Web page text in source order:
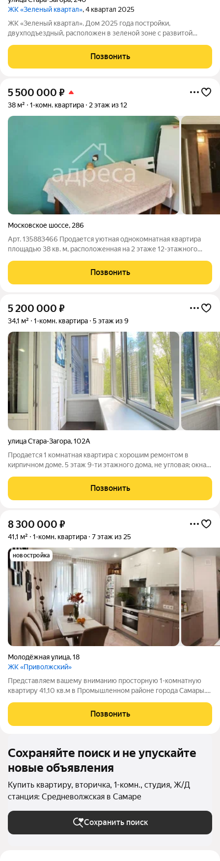
ЖК «Зеленый квартал», 4 квартал 2025
ЖК «Зеленый квартал». Дом 2025 года постройки,
двухподъездный, расположен в зеленой зоне с развитой
лесопарк, магазины, остановка общественного транспорта, на
1 этаже «Пятерочка». Подземный
Позвонить
5 500 000 ₽
38 м² 1-комн. квартира 2 этаж из 12
Московское шоссе, 286
Арт. 135883466 Продается уютная однокомнатная квартира
площадью 38 кв. м, расположенная на 2 этаже 12-этажного
пассажирскими лифтами, поэтому вы сможете комфортно
перемещаться. В квартире
Позвонить
5 200 000 ₽
34,1 м² 1-комн. квартира 5 этаж из 9
улица Стара-Загора,102А
Продается 1 комнатная квартира с хорошим ремонтом в
кирпичном доме. 5 этаж 9-ти этажного дома, не угловая; окна
коридор с местом для верхней одежды; сан.узел совмещен,
отделан панелями, трубы
Позвонить
8 300 000 ₽
41,1 м² 1-комн. квартира 7 этаж из 25
новостройка
Молодёжная улица,18
ЖК «Приволжский»
Представляем вашему вниманию просторную 1-комнатную
квартиру 41,10 кв.м в Промышленном районе города Самары.
технологии, что обеспечивает его долговечность и отличную
теплоизоляцию. Квартира
Позвонить
Сохраняйте поиск и не упускайте
новые объявления
Купить квартиру, вторичка, 1-комн., студия, Ж/Д
станция: Средневолжская в Самаре
Сохранить поиск